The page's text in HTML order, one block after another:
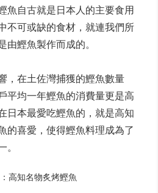
魚自古就是日本人的主要食用
不可或缺的食材，就連我們所
由鰹魚製作而成的。
，在土佐灣捕獲的鰹魚數量
平均一年鰹魚的消費量更是高
日本最愛吃鰹魚的，就是高知
的喜愛，使得鰹魚料理成為了
。
高知名物炙烤鰹魚